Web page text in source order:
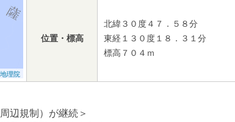
理院
位置・標高
北緯３０度４７．５８分
東経１３０度１８．３１分
標高７０４ｍ
辺規制）が継続＞